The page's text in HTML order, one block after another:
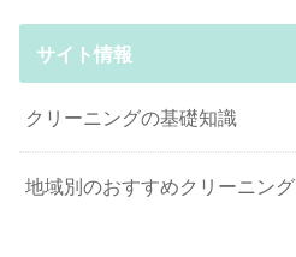
サイト情報
クリーニングの基礎知識
地域別のおすすめクリーニング